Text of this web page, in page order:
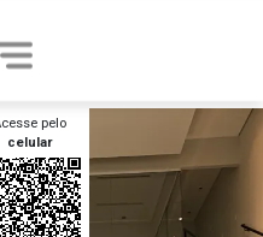
pelo
celular